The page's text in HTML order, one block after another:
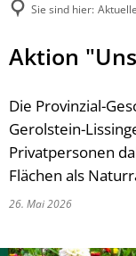
Sie sind hier:
Aktion
Die Provinzial-
Gerolstein-
Privatpersonen
Flächen als
26. Mai 2026